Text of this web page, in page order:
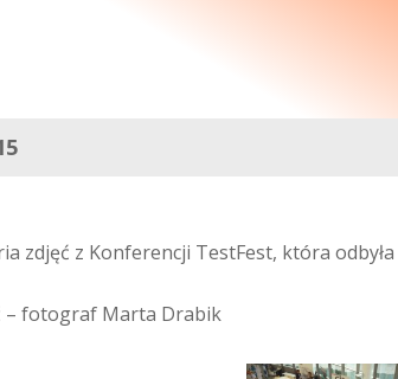
zdjęć z Konferencji TestFest, która
– fotograf Marta Drabik